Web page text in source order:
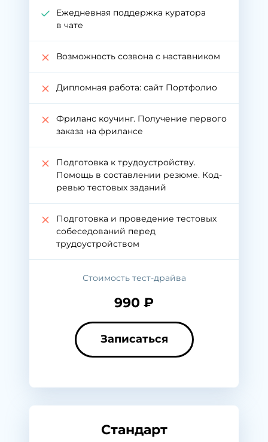
Ежедневная поддержка куратора
в чате
Возможность созвона с наставником
Дипломная работа: сайт Портфолио
Фриланс коучинг. Получение первого
заказа на фрилансе
Подготовка к трудоустройству.
Помощь в составлении резюме. Код-
ревью тестовых заданий
Подготовка и проведение тестовых
собеседований перед
трудоустройством
Стоимость тест-драйва
990 ₽
Записаться
Стандарт